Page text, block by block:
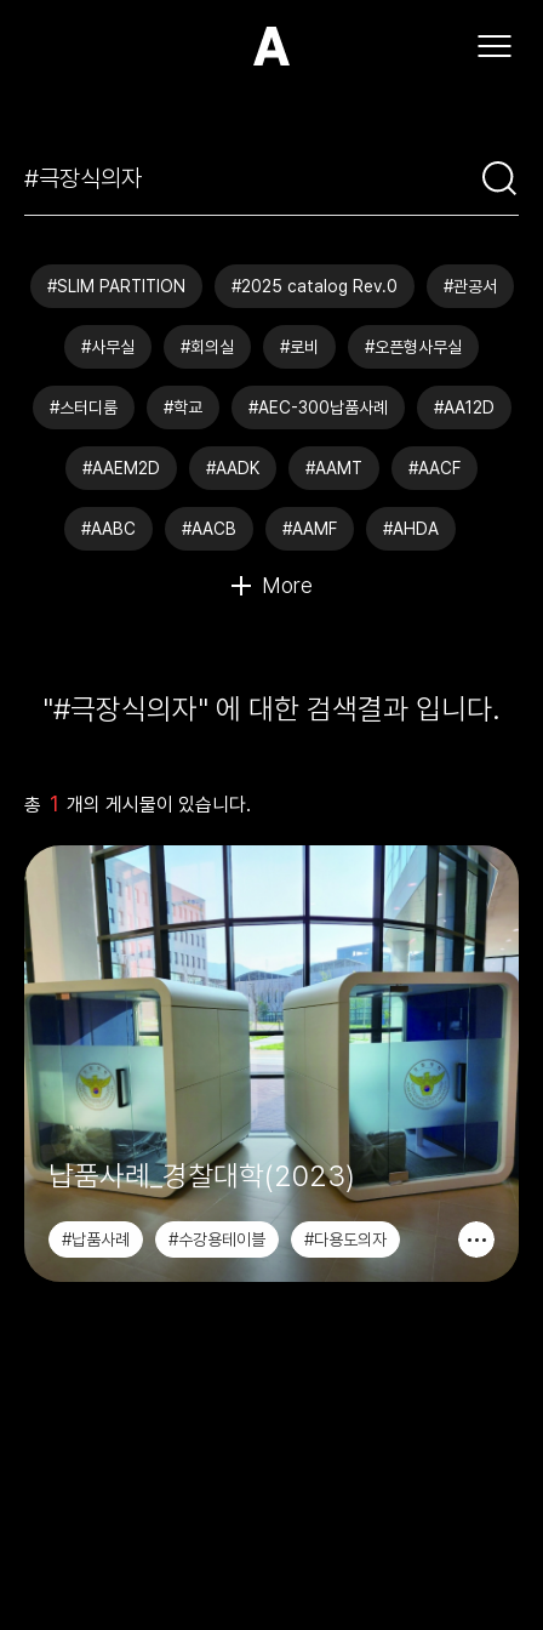
(주)아모스아인스가구
#SLIM PARTITION #2025 catalog Rev.0 #관공서
#사무실 #회의실 #로비 #오픈형사무실
#스터디룸 #학교 #AEC-300납품사례 #AA12D
#AAEM2D #AADK #AAMT #AACF
#AABC #AACB #AAMF #AHDA
"#극장식의자" 에 대한 검색결과 입니다.
총 1 개의 게시물이 있습니다.
납품사례_경찰대학(2023)
#납품사례 #수강용테이블
#다용도의자